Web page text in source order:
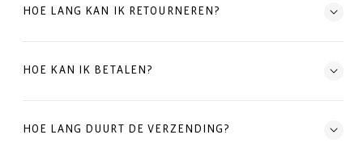
HOE LANG KAN IK RETOURNEREN?
HOE KAN IK BETALEN?
HOE LANG DUURT DE VERZENDING?